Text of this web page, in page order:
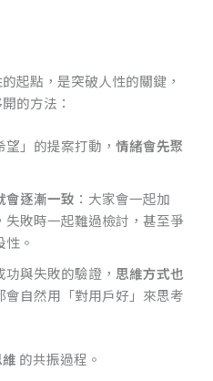
起點，是突破人性的關鍵，
的方法：
望」的提案打動，情緒會先聚
會逐漸一致 ：大家會一起加
失敗時一起難過檢討，甚至爭
。
與失敗的驗證， 思維方式也
會自然用「對用戶好」來思考
的共振過程。